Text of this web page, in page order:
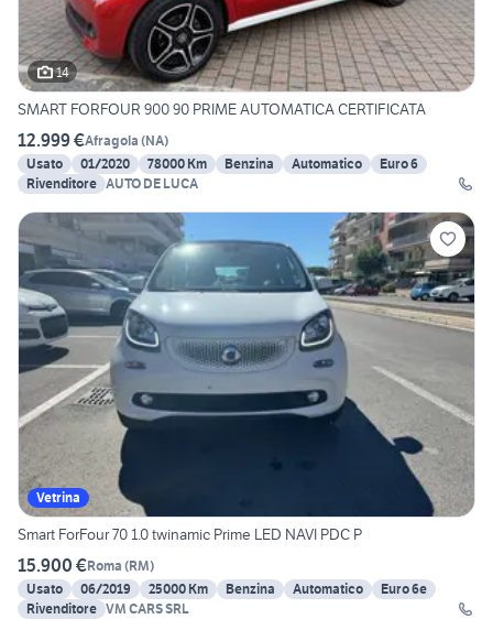
14
SMART FORFOUR 900 90 PRIME AUTOMATICA CERTIFICATA
12.999 €Afragola (NA)
Usato
01/2020 78000 Km Benzina Automatico
Euro 6
Rivenditore AUTO DE LUCA
Vetrina
Smart ForFour 70 1.0 twinamic Prime LED NAVI PDC P
15.900 €Roma (RM)
Usato
06/2019 25000 Km Benzina Automatico
Euro 6e
Rivenditore VM CARS SRL